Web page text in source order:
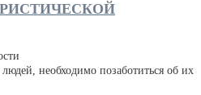
необходимо позаботиться об их